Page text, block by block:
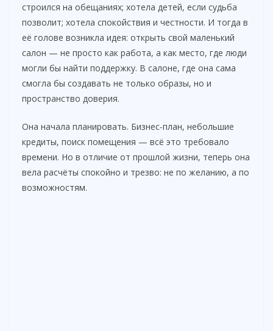
строился на обещаниях; хотела детей, если судьба
позволит; хотела спокойствия и честности. И тогда в
её голове возникла идея: открыть свой маленький
салон — не просто как работа, а как место, где люди
могли бы найти поддержку. В салоне, где она сама
смогла бы создавать не только образы, но и
пространство доверия.
Она начала планировать. Бизнес-план, небольшие
кредиты, поиск помещения — всё это требовало
времени. Но в отличие от прошлой жизни, теперь она
вела расчёты спокойно и трезво: не по желанию, а по
возможностям.